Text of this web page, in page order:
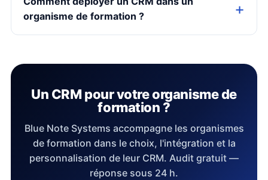
organisme de formation ?
Un CRM pour votre organisme de
formation ?
Blue Note Systems accompagne les organismes
de formation dans le choix, l'intégration et la
personnalisation de leur CRM. Audit gratuit —
réponse sous 24 h.